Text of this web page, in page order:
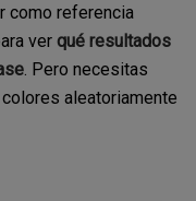
como referencia
ver qué resultados
. Pero necesitas
aleatoriamente